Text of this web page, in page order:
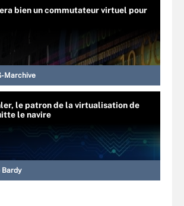
bien un commutateur virtuel pour
Marchive
le patron de la virtualisation de
le navire
Bardy